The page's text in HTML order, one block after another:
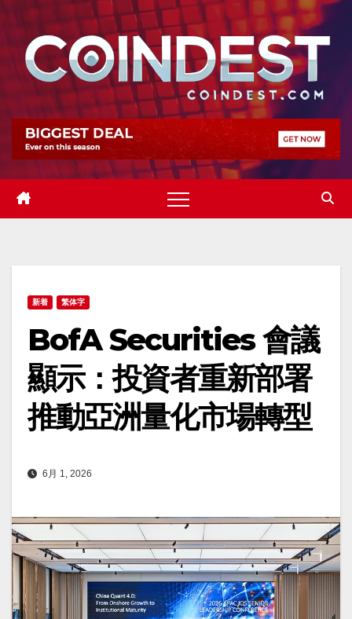
Skip
content
新着 繁体字
BofA Securities 會議
顯示：投資者重新部署
推動亞洲量化市場轉型
6月 1, 2026